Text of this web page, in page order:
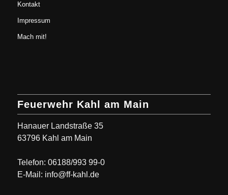
Kontakt
Impressum
Mach mit!
Feuerwehr Kahl am Main
Hanauer Landstraße 35
63796 Kahl am Main
Telefon: 06188/993 99-0
E-Mail: info@ff-kahl.de